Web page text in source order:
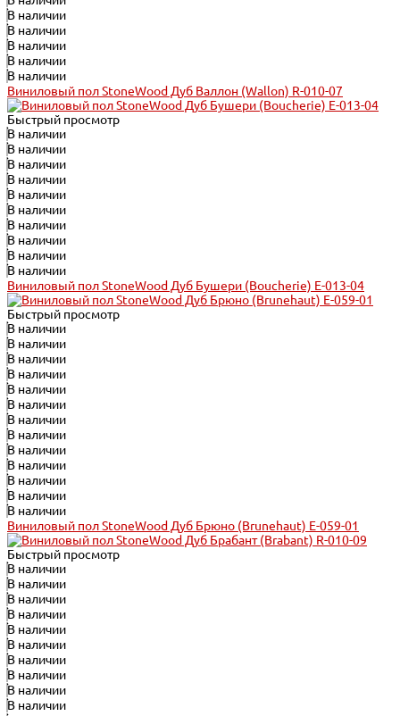
В наличии
В наличии
В наличии
В наличии
В наличии
Виниловый пол StoneWood Дуб Валлон (Wallon) R-010-07
Быстрый просмотр
В наличии
В наличии
В наличии
В наличии
В наличии
В наличии
В наличии
В наличии
В наличии
В наличии
Виниловый пол StoneWood Дуб Бушери (Boucherie) E-013-04
Быстрый просмотр
В наличии
В наличии
В наличии
В наличии
В наличии
В наличии
В наличии
В наличии
В наличии
В наличии
В наличии
В наличии
В наличии
Виниловый пол StoneWood Дуб Брюно (Brunehaut) E-059-01
Быстрый просмотр
В наличии
В наличии
В наличии
В наличии
В наличии
В наличии
В наличии
В наличии
В наличии
В наличии